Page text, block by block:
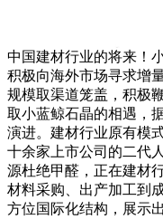
中国建材行业的将来！
积极向海外市场寻求增
规模取渠道笼盖，积极
取小蓝鲸石晶的相遇，
演进。建材行业原有模
十余家上市公司的二代
源杜绝甲醛，正在建材
材料采购、出产加工到
方位国际化结构，展示